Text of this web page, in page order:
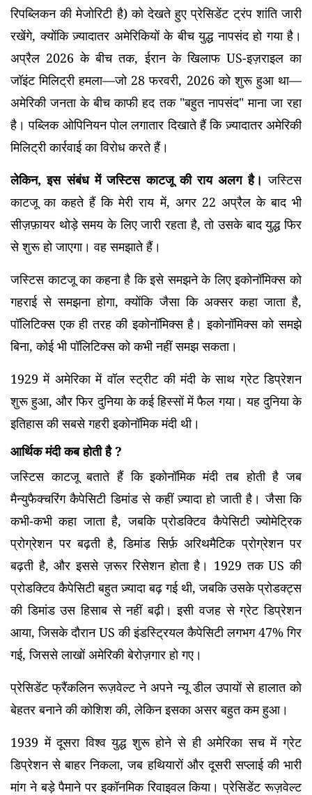
रिपब्लिकन की मेजोरिटी है) को देखते हुए प्रेसिडेंट ट्रंप शांति जारी
रखेंगे, क्योंकि ज़्यादातर अमेरिकियों के बीच युद्ध नापसंद हो गया है।
अप्रैल 2026 के बीच तक, ईरान के खिलाफ US-इज़राइल का
जॉइंट मिलिट्री हमला—जो 28 फरवरी, 2026 को शुरू हुआ था—
अमेरिकी जनता के बीच काफी हद तक "बहुत नापसंद" माना जा रहा
है। पब्लिक ओपिनियन पोल लगातार दिखाते हैं कि ज़्यादातर अमेरिकी
मिलिट्री कार्रवाई का विरोध करते हैं।
लेकिन, इस संबंध में जस्टिस काटजू की राय अलग है।जस्टिस
काटजू का कहते हैं कि मेरी राय में, अगर 22 अप्रैल के बाद भी
सीज़फ़ायर थोड़े समय के लिए जारी रहता है, तो उसके बाद युद्ध फिर
से शुरू हो जाएगा। वह समझाते हैं।
जस्टिस काटजू का कहना है कि इसे समझने के लिए इकोनॉमिक्स को
गहराई से समझना होगा, क्योंकि जैसा कि अक्सर कहा जाता है,
पॉलिटिक्स एक ही तरह की इकोनॉमिक्स है। इकोनॉमिक्स को समझे
बिना, कोई भी पॉलिटिक्स को कभी नहीं समझ सकता।
1929 में अमेरिका में वॉल स्ट्रीट की मंदी के साथ ग्रेट डिप्रेशन
शुरू हुआ, और फिर दुनिया के कई हिस्सों में फैल गया। यह दुनिया के
इतिहास की सबसे गहरी इकोनॉमिक मंदी थी।
आर्थिक मंदी कब होती है ?
जस्टिस काटजू बताते हैं कि इकोनॉमिक मंदी तब होती है जब
मैन्युफैक्चरिंग कैपेसिटी डिमांड से कहीं ज़्यादा हो जाती है। जैसा कि
कभी-कभी कहा जाता है, जबकि प्रोडक्टिव कैपेसिटी ज्योमेट्रिक
प्रोग्रेशन पर बढ़ती है, डिमांड सिर्फ़ अरिथमैटिक प्रोग्रेशन पर
बढ़ती है, और इससे ज़रूर रिसेशन होता है। 1929 तक US की
प्रोडक्टिव कैपेसिटी बहुत ज़्यादा बढ़ गई थी, जबकि उसके प्रोडक्ट्स
की डिमांड उस हिसाब से नहीं बढ़ी। इसी वजह से ग्रेट डिप्रेशन
आया, जिसके दौरान US की इंडस्ट्रियल कैपेसिटी लगभग 47% गिर
गई, जिससे लाखों अमेरिकी बेरोज़गार हो गए।
प्रेसिडेंट फ्रैंकलिन रूज़वेल्ट ने अपने न्यू डील उपायों से हालात को
बेहतर बनाने की कोशिश की, लेकिन इसका असर बहुत कम हुआ।
1939 में दूसरा विश्व युद्ध शुरू होने से ही अमेरिका सच में ग्रेट
डिप्रेशन से बाहर निकला, जब हथियारों और दूसरी सप्लाई की भारी
मांग ने बड़े पैमाने पर इकॉनमिक रिवाइवल किया। प्रेसिडेंट रूज़वेल्ट